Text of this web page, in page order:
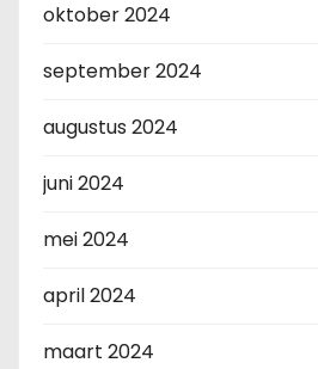
oktober 2024
september 2024
augustus 2024
juni 2024
mei 2024
april 2024
maart 2024